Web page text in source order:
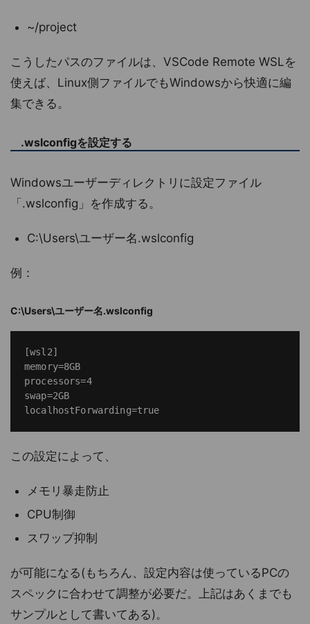
~/project
こうしたパスのファイルは、VSCode Remote WSLを
使えば、Linux側ファイルでもWindowsから快適に編
集できる。
.wslconfigを設定する
Windowsユーザーディレクトリに設定ファイル
「.wslconfig」を作成する。
C:\Users\ユーザー名.wslconfig
例：
C:\Users\ユーザー名.wslconfig
[wsl2]
memory=8GB
processors=4
swap=2GB
この設定によって、
メモリ暴走防止
CPU制御
スワップ抑制
が可能になる(もちろん、設定内容は使っているPCの
スペックに合わせて調整が必要だ。上記はあくまでも
サンプルとして書いてある)。